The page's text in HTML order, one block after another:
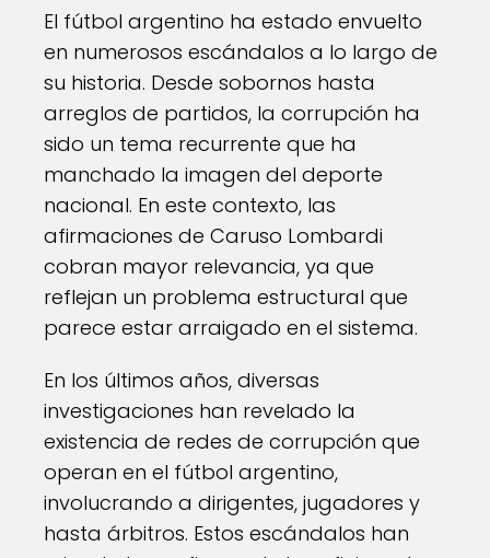
El fútbol argentino ha estado envuelto
en numerosos escándalos a lo largo de
su historia. Desde sobornos hasta
arreglos de partidos, la corrupción ha
sido un tema recurrente que ha
manchado la imagen del deporte
nacional. En este contexto, las
afirmaciones de Caruso Lombardi
cobran mayor relevancia, ya que
reflejan un problema estructural que
parece estar arraigado en el sistema.
En los últimos años, diversas
investigaciones han revelado la
existencia de redes de corrupción que
operan en el fútbol argentino,
involucrando a dirigentes, jugadores y
hasta árbitros. Estos escándalos han